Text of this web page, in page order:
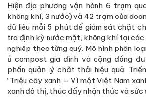
Hiện địa phương vận hành 6 trạm
không khí, 3 nước) và 42 trạm của
dữ liệu mỗi 5 phút để giám sát chặt
tra định kỳ nước mặt, không khí tại các
nghiệp theo từng quý. Mô hình phân
ủ compost gia đình và cộng đồng
phần quản lý chất thải hiệu quả.
“Triệu cây xanh – Vì một Việt Nam
xanh đô thị, thúc đẩy nhận thức và sức